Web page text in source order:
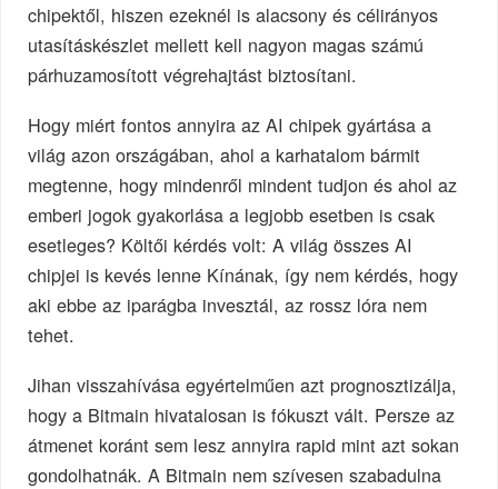
chipektől, hiszen ezeknél is alacsony és célirányos
utasításkészlet mellett kell nagyon magas számú
párhuzamosított végrehajtást biztosítani.
Hogy miért fontos annyira az AI chipek gyártása a
világ azon országában, ahol a karhatalom bármit
megtenne, hogy mindenről mindent tudjon és ahol az
emberi jogok gyakorlása a legjobb esetben is csak
esetleges? Költői kérdés volt: A világ összes AI
chipjei is kevés lenne Kínának, így nem kérdés, hogy
aki ebbe az iparágba invesztál, az rossz lóra nem
tehet.
Jihan visszahívása egyértelműen azt prognosztizálja,
hogy a Bitmain hivatalosan is fókuszt vált. Persze az
átmenet koránt sem lesz annyira rapid mint azt sokan
gondolhatnák. A Bitmain nem szívesen szabadulna